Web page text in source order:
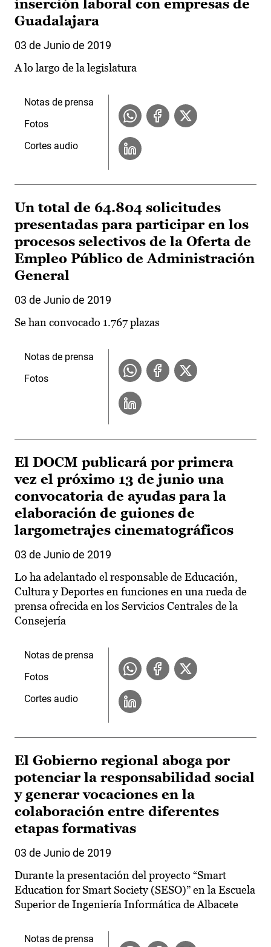
inserción laboral con empresas de
Guadalajara
03 de Junio de 2019
A lo largo de la legislatura
Notas de prensa
Fotos
Cortes audio
Un total de 64.804 solicitudes
presentadas para participar en los
procesos selectivos de la Oferta de
Empleo Público de Administración
General
03 de Junio de 2019
Se han convocado 1.767 plazas
Notas de prensa
Fotos
El DOCM publicará por primera
vez el próximo 13 de junio una
convocatoria de ayudas para la
elaboración de guiones de
largometrajes cinematográficos
03 de Junio de 2019
Lo ha adelantado el responsable de Educación,
Cultura y Deportes en funciones en una rueda de
prensa ofrecida en los Servicios Centrales de la
Consejería
Notas de prensa
Fotos
Cortes audio
El Gobierno regional aboga por
potenciar la responsabilidad social
y generar vocaciones en la
colaboración entre diferentes
etapas formativas
03 de Junio de 2019
Durante la presentación del proyecto “Smart
Education for Smart Society (SESO)” en la Escuela
Superior de Ingeniería Informática de Albacete
Notas de prensa